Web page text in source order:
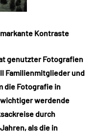
Kontraste
genutzter Fotografien
Familienmitglieder und
die Fotografie in
werdende
durch
als die in